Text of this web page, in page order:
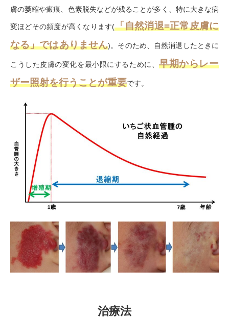
膚の萎縮や瘢痕、色素脱失などが残ることが多く、特に大きな病
変ほどその頻度が高くなります(「自然消退=正常皮膚に
なる」ではありません)。そのため、自然消退したときに
こうした皮膚の変化を最小限にするために、早期からレー
ザー照射を行うことが重要です。
治療法